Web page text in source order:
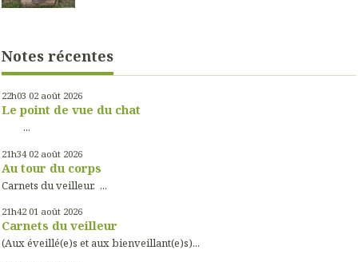
Notes récentes
22h03 02 août 2026
Le point de vue du chat
...
21h34 02 août 2026
Au tour du corps
Carnets du veilleur. ...
21h42 01 août 2026
Carnets du veilleur
(Aux éveillé(e)s et aux bienveillant(e)s)...